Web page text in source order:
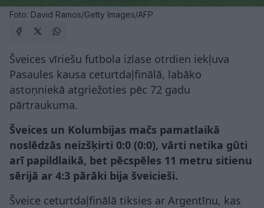
Foto: David Ramos/Getty Images/AFP
Šveices vīriešu futbola izlase otrdien iekļuva
Pasaules kausa ceturtdaļfinālā, labāko
astoņniekā atgriežoties pēc 72 gadu
pārtraukuma.
Šveices un Kolumbijas mačs pamatlaikā
noslēdzās neizšķirti 0:0 (0:0), vārti netika gūti
arī papildlaikā, bet pēcspēles 11 metru sitienu
sērijā ar 4:3 pārāki bija šveicieši.
Šveice ceturtdaļfinālā tiksies ar Argentīnu, kas